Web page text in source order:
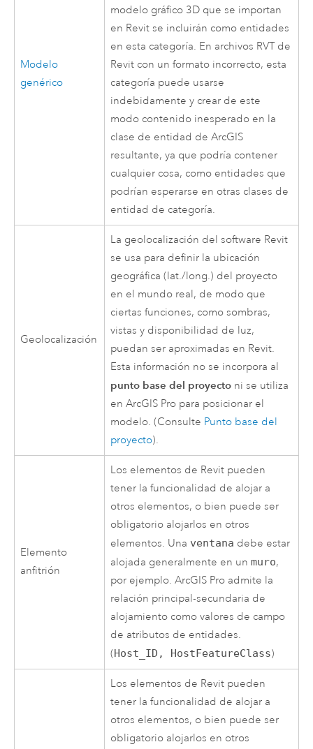
Modelo
genérico
modelo gráfico 3D que se importan
en Revit se incluirán como entidades
en esta categoría. En archivos RVT de
Revit con un formato incorrecto, esta
categoría puede usarse
indebidamente y crear de este
modo contenido inesperado en la
clase de entidad de ArcGIS
resultante, ya que podría contener
cualquier cosa, como entidades que
podrían esperarse en otras clases de
entidad de categoría.
Geolocalización
La geolocalización del software Revit
se usa para definir la ubicación
geográfica (lat./long.) del proyecto
en el mundo real, de modo que
ciertas funciones, como sombras,
vistas y disponibilidad de luz,
puedan ser aproximadas en Revit.
Esta información no se incorpora al
punto base del proyecto ni se utiliza
enArcGIS Pro para posicionar el
modelo. (Consulte Punto base del
proyecto).
Elemento
anfitrión
Los elementos de Revit pueden
tener la funcionalidad de alojar a
otros elementos, o bien puede ser
obligatorio alojarlos en otros
elementos. Una ventana debe estar
alojada generalmente en unmuro,
por ejemplo.ArcGIS Pro admite la
relación principal-secundaria de
alojamiento como valores de campo
de atributos de entidades.
(Host_ID, HostFeatureClass)
Los elementos de Revit pueden
tener la funcionalidad de alojar a
otros elementos, o bien puede ser
obligatorio alojarlos en otros